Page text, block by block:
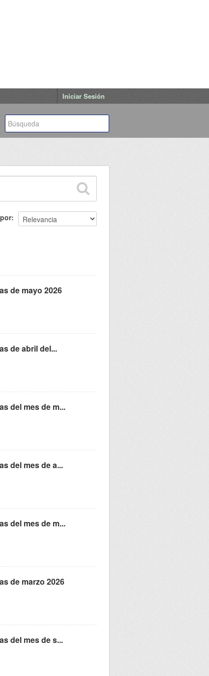
Iniciar Sesión
de mayo 2026
de abril del...
del mes de m...
del mes de a...
del mes de m...
de marzo 2026
del mes de s...